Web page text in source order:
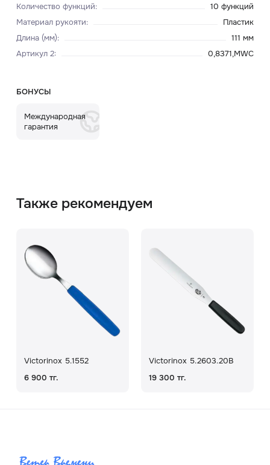
Количество функций:
10 функций
Материал рукояти:
Пластик
Длина (мм):
111 мм
Артикул 2: 0,8371,MWC
БОНУСЫ
Международная
гарантия
Также рекомендуем
Victorinox 5.1552
6 900 тг.
Victorinox 5.2603.20B
19 300 тг.